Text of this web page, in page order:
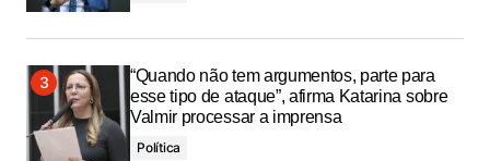
“Quando não tem argumentos, parte para
esse tipo de ataque”, afirma Katarina sobre
Valmir processar a imprensa
Política